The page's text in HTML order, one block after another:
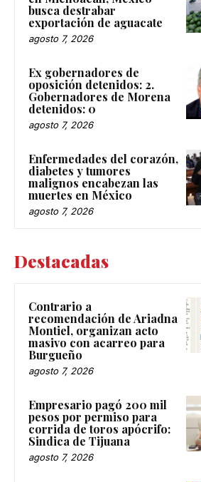
busca destrabar
exportación de aguacate
agosto 7, 2026
Ex gobernadores de
oposición detenidos: 2.
Gobernadores de Morena
detenidos: 0
agosto 7, 2026
Enfermedades del corazón,
diabetes y tumores
malignos encabezan las
muertes en México
agosto 7, 2026
Destacadas
Contrario a
recomendación de Ariadna
Montiel, organizan acto
masivo con acarreo para
Burgueño
agosto 7, 2026
Empresario pagó 200 mil
pesos por permiso para
corrida de toros apócrifo:
Sindica de Tijuana
agosto 7, 2026